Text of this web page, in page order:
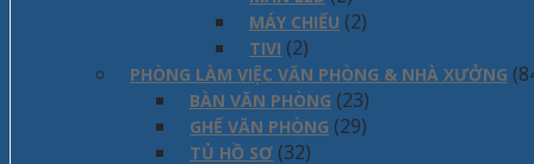
MÁY CHIẾU (2)
TIVI (2)
PHÒNG LÀM VIỆC VĂN PHÒNG & NHÀ XƯỞNG
BÀN VĂN PHÒNG (23)
GHẾ VĂN PHÒNG (29)
TỦ HỒ SƠ (32)